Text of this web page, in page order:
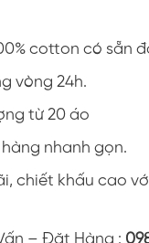
cotton có sẵn
vòng 24h.
từ 20 áo
nhanh gọn.
chiết khấu cao
– Đặt Hàng :